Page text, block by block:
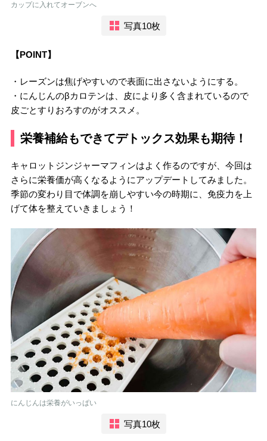
カップに入れてオーブンへ
写真10枚
【POINT】
・レーズンは焦げやすいので表面に出さないようにする。
・にんじんのβカロテンは、皮により多く含まれているので
皮ごとすりおろすのがオススメ。
栄養補給もできてデトックス効果も期待！
キャロットジンジャーマフィンはよく作るのですが、今回は
さらに栄養価が高くなるようにアップデートしてみました。
季節の変わり目で体調を崩しやすい今の時期に、免疫力を上
げて体を整えていきましょう！
にんじんは栄養がいっぱい
写真10枚